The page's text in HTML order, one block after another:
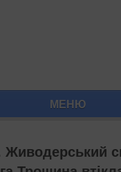
МЕНЮ
Живодерський